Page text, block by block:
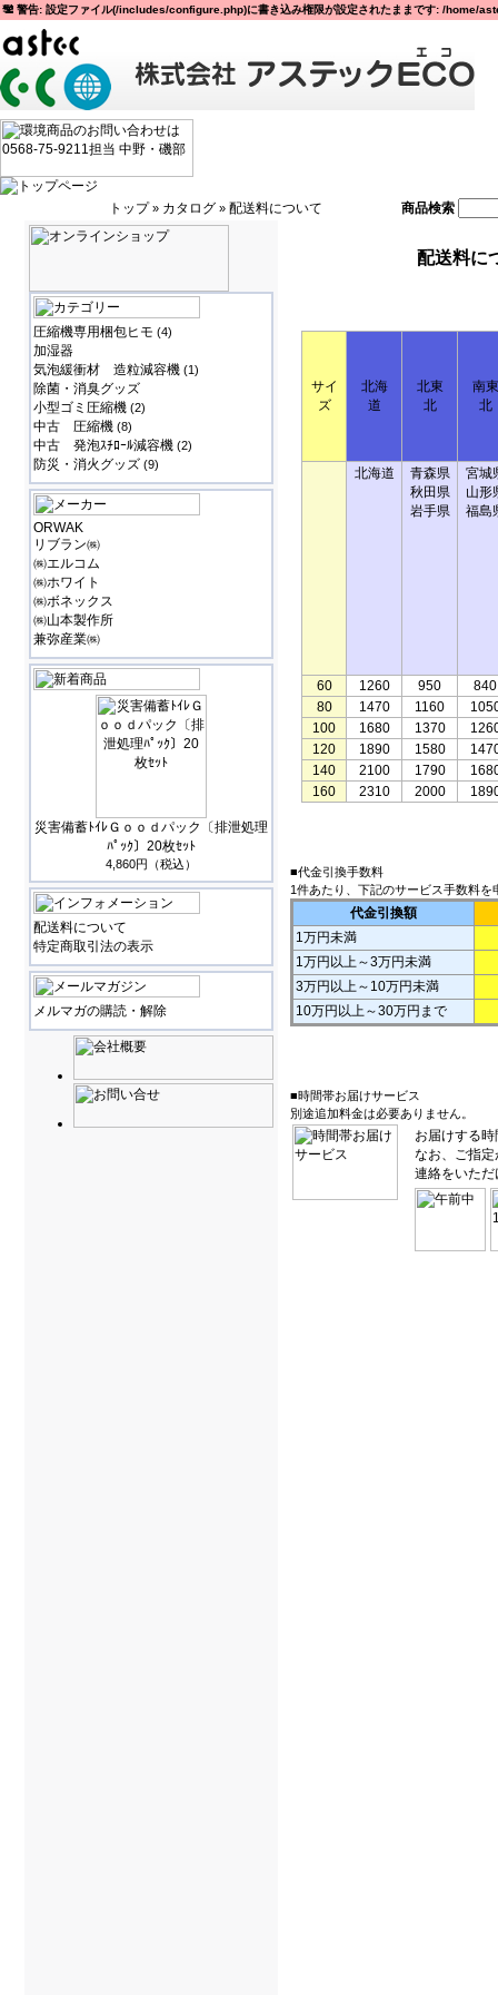
警告: 設定ファイル(/includes/configure.php)に書き込み権限が設定されたままです: /
トップ» カタログ » 配送料について 商品検索
圧縮機専用梱包ヒモ (4)
加湿器
気泡緩衝材 造粒減容機 (1)
除菌・消臭グッズ
小型ゴミ圧縮機 (2)
中古 圧縮機 (8)
中古 発泡ｽﾁﾛｰﾙ減容機 (2)
防災・消火グッズ (9)
ORWAK
リブラン㈱
㈱エルコム
㈱ホワイト
㈱ボネックス
㈱山本製作所
兼弥産業㈱
災害備蓄ﾄｲﾚＧｏｏｄパック〔排泄処理
ﾊﾟｯｸ〕20枚ｾｯﾄ
4,860円（税込）
配送料について
特定商取引法の表示
メルマガの購読・解除
配送料に
サイ
ズ
北海
道
北東
北
南東
北
北海道
青森県
秋田県
岩手県
宮城
山形
福島
60 1260 950
840
80
1470 1160
100
1680 1370
120
1890 1580
140
2100 1790
160
2310 2000
■代金引換手数料
1件あたり、下記のサービス手数料を
代金引換額
1万円未満
1万円以上～3万円未満
3万円以上～10万円未満
10万円以上～30万円まで
■時間帯お届けサービス
別途追加料金は必要ありません。
お届けする
なお、ご指
連絡をいた